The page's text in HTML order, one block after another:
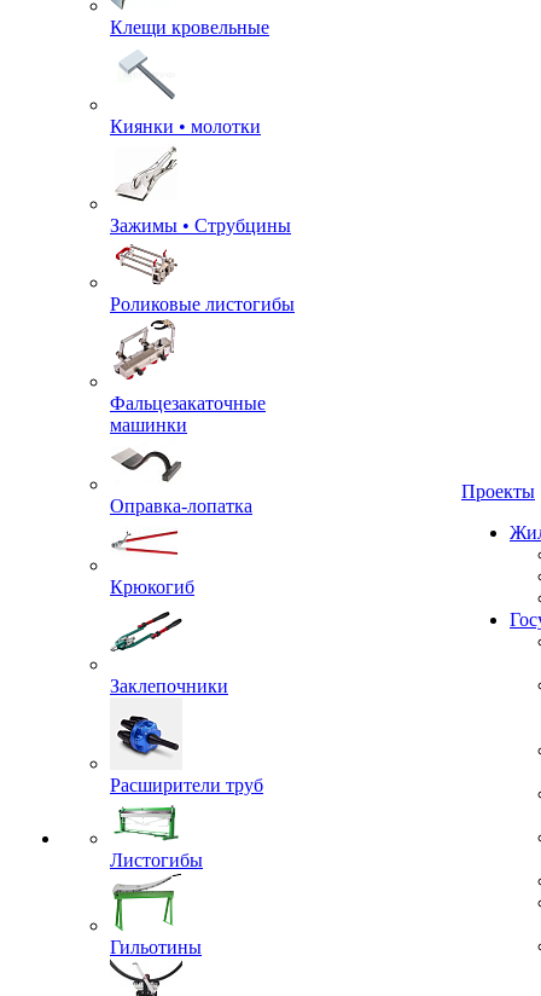
Клещи кровельные
Киянки • молотки
Зажимы • Струбцины
Роликовые листогибы
Фальцезакаточные
машинки
Оправка-лопатка
Крюкогиб
Заклепочники
Расширители труб
Листогибы
Гильотины
Проекты